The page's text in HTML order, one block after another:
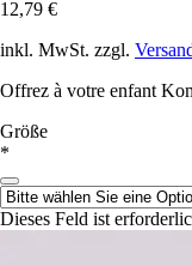
12,79 €
inkl. MwSt. zzgl.
Offrez à votre enfant
Größe
*
Dieses Feld ist